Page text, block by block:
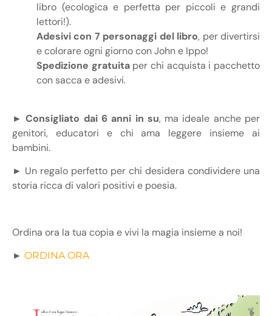
libro (ecologica e perfetta per piccoli e grandi
lettori!).
Adesivi con 7 personaggi del libro, per divertirsi
e colorare ogni giorno con John e Ippo!
Spedizione gratuitaper chi acquista i pacchetto
con sacca e adesivi.
► Consigliato dai 6 anni in su, ma ideale anche per
genitori, educatori e chi ama leggere insieme ai
bambini.
► Un regalo perfetto per chi desidera condividere una
storia ricca di valori positivi e poesia.
Ordina ora la tua copia e vivi la magia insieme a noi!
► ORDINA ORA